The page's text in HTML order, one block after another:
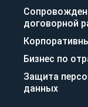
договорной
Бизнес по
Защита
данных